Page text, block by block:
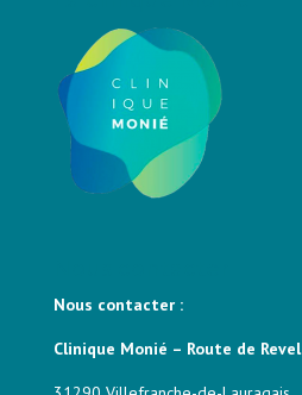
Nous contacter :
Clinique Monié – Route de Revel